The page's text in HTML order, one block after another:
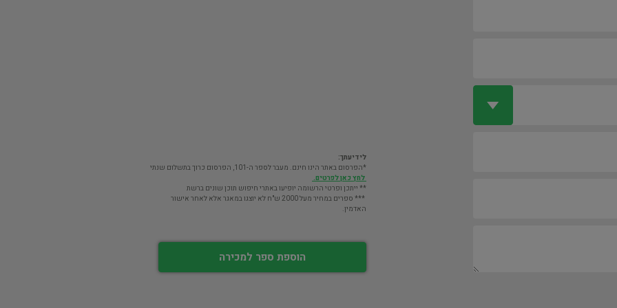
לידיעתך:
*הפרסום באתר הינו חינם. מעבר לספר ה-101, הפרסום כרוך בתשלום שנתי
לחץ כאן לפרטים.
** ייתכן ופרטי הרשומה יופיעו באתרי חיפוש תוכן שונים ברשת
*** ספרים במחיר מעל 2000 ש"ח לא יוצגו במאגר אלא לאחר אישור
האדמין.
הוספת ספר למכירה